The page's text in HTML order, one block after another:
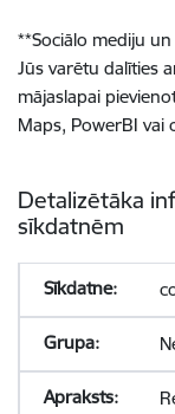
**Sociālo mediju
Jūs varētu dalīties
mājaslapai
Maps, PowerBI vai
Detalizētāka
sīkdatnēm